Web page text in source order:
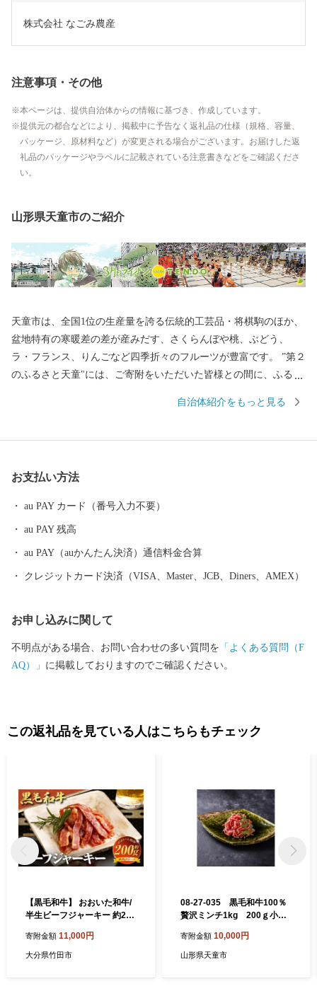
株式会社 なごみ農産
注意事項・その他
本ページは、提供自治体からの情報に基づき、作成しています。
提供元の都合などにより、掲載中に予告なく返礼品の仕様（規格、容量、
パッケージ、原材料など）が変更される場合がございます。お届けした返
礼品のパッケージやラベルに記載されている注意書きなどをご確認くださ
い。
山形県天童市のご紹介
天童市は、全国1位の生産量を誇る伝統的工芸品・将棋駒のほか、
盆地特有の寒暖差の差が産みだす、さくらんぼや桃、ぶどう、
ラ・フランス、りんごなど四季折々のフルーツが豊富です。 ”第２
のふるさと天童"には、ご寄附をいただいた皆様との間に、ふるさ
と"と感じていただけるようにとの思いが込められています。 春夏
選択など、あなたの第２のふるさとに天童が立候補させていただ
自治体紹介をもっと見る
お支払い方法
au PAY カード（番号入力不要）
au PAY 残高
au PAY（auかんたん決済）通信料金合算
クレジットカード決済（VISA、Master、JCB、Diners、AMEX）
お申し込みに関して
不明点がある場合、お問い合わせの多い質問を 「よくある質問（F
AQ）」 に掲載しておりますのでご確認ください。
この返礼品を見ている人はこちらもチェック
【黒毛和牛】 おおいた和牛/
半生ビーフジャーキー 約200
寄附金額 11,000円
大分県竹田市
08-27-035 黒毛和牛100％
贅沢ミンチ1kg 200ｇ小分
寄附金額 10,000円
山形県天童市